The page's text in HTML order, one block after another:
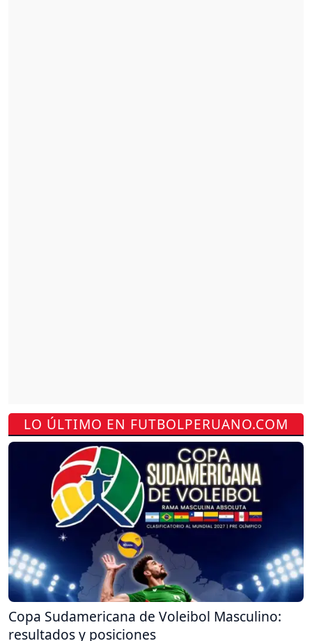
LO ÚLTIMO EN FUTBOLPERUANO.COM
Copa Sudamericana de Voleibol Masculino:
resultados y posiciones